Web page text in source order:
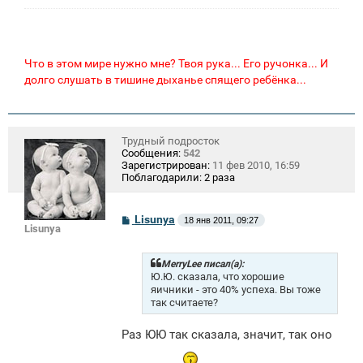
Что в этом мире нужно мне? Твоя рука... Его ручонка... И
долго слушать в тишине дыханье спящего ребёнка...
Lisunya
Трудный подросток
Сообщения: 542
Зарегистрирован: 11 фев 2010, 16:59
Поблагодарили: 2 раза
С
о
Lisunya 18 янв 2011, 09:27
MerryLee писал(а):
Ю.Ю. сказала, что хорошие
яичники - это 40% успеха. Вы тоже
так считаете?
Раз ЮЮ так сказала, значит, так оно